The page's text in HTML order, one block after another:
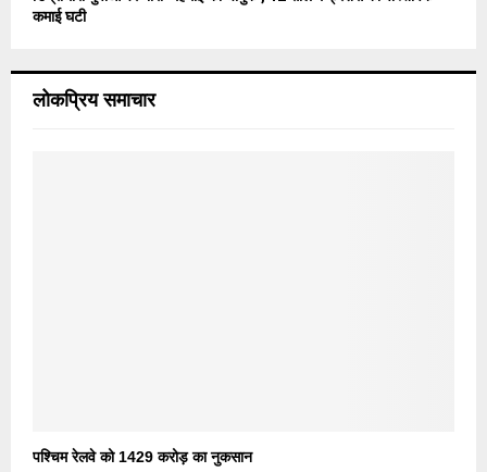
कमाई घटी
लोकप्रिय समाचार
पश्चिम रेलवे को 1429 करोड़ का नुकसान